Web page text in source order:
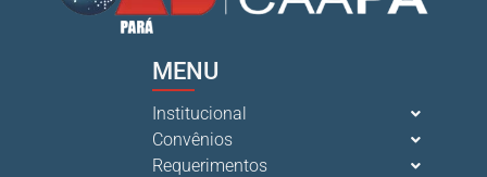
MENU
Institucional
Convênios
Requerimentos